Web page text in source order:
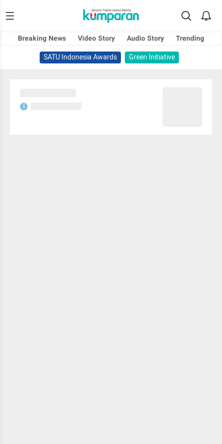
Breaking News Video Story Audio Story
Trending
SATU Indonesia Awards
Green Initiative
S